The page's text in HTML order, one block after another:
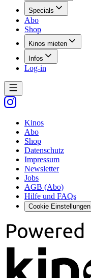
Specials
Abo
Shop
Kinos mieten
Infos
Log-in
Kinos
Abo
Shop
Datenschutz
Impressum
Newsletter
Jobs
AGB (Abo)
Hilfe und FAQs
Cookie Einstellungen